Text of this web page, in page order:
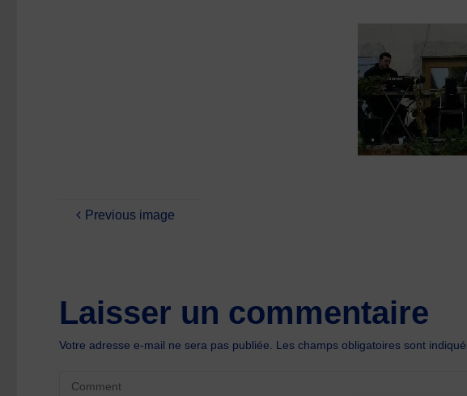
Previous image
Laisser un commentaire
Votre adresse e-mail ne sera pas publiée. Les champs obligatoires sont